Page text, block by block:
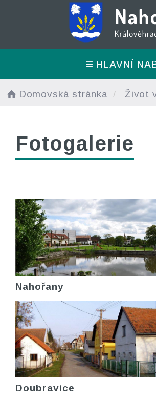
HLAVNÍ
Domovská stránka Život
Fotogalerie
Nahořany
Doubravice